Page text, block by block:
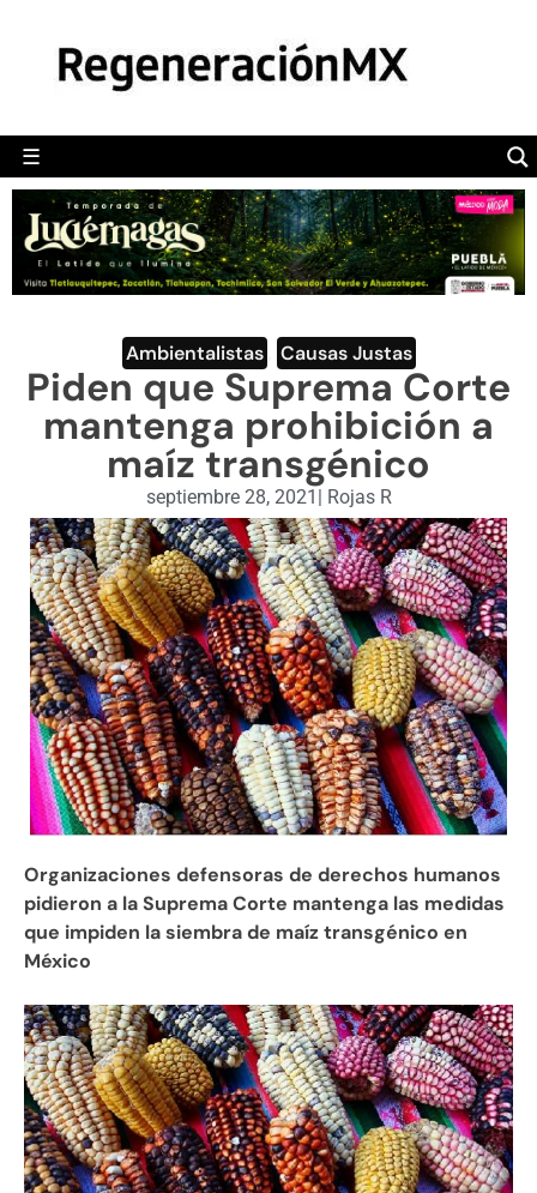
☰
POLÍTICA
CAMALEÓN
OPINIÓN
DEPORTES
ENGLISH SECTION
VIDEOS
Ambientalistas Causas Justas
Piden que Suprema Corte
mantenga prohibición a
maíz transgénico
septiembre 28, 2021 | Rojas R
Organizaciones defensoras de derechos humanos
pidieron a la Suprema Corte mantenga las medidas
que impiden la siembra de maíz transgénico en
México